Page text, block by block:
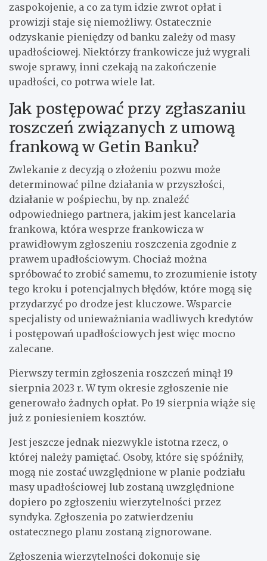
zaspokojenie, a co za tym idzie zwrot opłat i
prowizji staje się niemożliwy. Ostatecznie
odzyskanie pieniędzy od banku zależy od masy
upadłościowej. Niektórzy frankowicze już wygrali
swoje sprawy, inni czekają na zakończenie
upadłości, co potrwa wiele lat.
Jak postępować przy zgłaszaniu
roszczeń związanych z umową
frankową w Getin Banku?
Zwlekanie z decyzją o złożeniu pozwu może
determinować pilne działania w przyszłości,
działanie w pośpiechu, by np. znaleźć
odpowiedniego partnera, jakim jest kancelaria
frankowa, która wesprze frankowicza w
prawidłowym zgłoszeniu roszczenia zgodnie z
prawem upadłościowym. Chociaż można
spróbować to zrobić samemu, to zrozumienie istoty
tego kroku i potencjalnych błędów, które mogą się
przydarzyć po drodze jest kluczowe. Wsparcie
specjalisty od unieważniania wadliwych kredytów
i postępowań upadłościowych jest więc mocno
zalecane.
Pierwszy termin zgłoszenia roszczeń minął 19
sierpnia 2023 r. W tym okresie zgłoszenie nie
generowało żadnych opłat. Po 19 sierpnia wiąże się
już z poniesieniem kosztów.
Jest jeszcze jednak niezwykle istotna rzecz, o
której należy pamiętać. Osoby, które się spóźniły,
mogą nie zostać uwzględnione w planie podziału
masy upadłościowej lub zostaną uwzględnione
dopiero po zgłoszeniu wierzytelności przez
syndyka. Zgłoszenia po zatwierdzeniu
ostatecznego planu zostaną zignorowane.
Zgłoszenia wierzytelności dokonuje się